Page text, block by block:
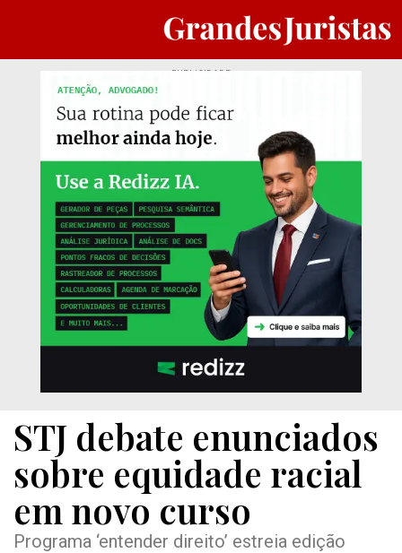
PUBLICIDADE
STJ debate enunciados
sobre equidade racial
em novo curso
Programa ‘entender direito’ estreia edição